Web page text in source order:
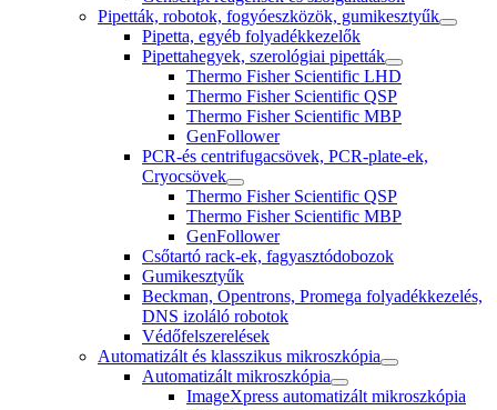
Pipetták, robotok, fogyóeszközök, gumikesztyűk
Pipetta, egyéb folyadékkezelők
Pipettahegyek, szerológiai pipetták
Thermo Fisher Scientific LHD
Thermo Fisher Scientific QSP
Thermo Fisher Scientific MBP
GenFollower
PCR-és centrifugacsövek, PCR-plate-ek,
Cryocsövek
Thermo Fisher Scientific QSP
Thermo Fisher Scientific MBP
GenFollower
Csőtartó rack-ek, fagyasztódobozok
Gumikesztyűk
Beckman, Opentrons, Promega folyadékkezelés,
DNS izoláló robotok
Védőfelszerelések
Automatizált és klasszikus mikroszkópia
Automatizált mikroszkópia
ImageXpress automatizált mikroszkópia